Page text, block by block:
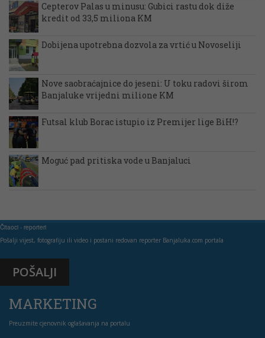
Cepterov Palas u minusu: Gubici rastu dok diže
kredit od 33,5 miliona KM
Dobijena upotrebna dozvola za vrtić u Novoseliji
Nove saobraćajnice do jeseni: U toku radovi širom
Banjaluke vrijedni milione KM
Futsal klub Borac istupio iz Premijer lige BiH!?
Moguć pad pritiska vode u Banjaluci
Čitaoci - reporteri
Pošalji vijest, fotografiju ili video i postani redovan reporter Banjaluka.com portala
POŠALJI
MARKETING
Preuzmite cjenovnik oglašavanja na portalu